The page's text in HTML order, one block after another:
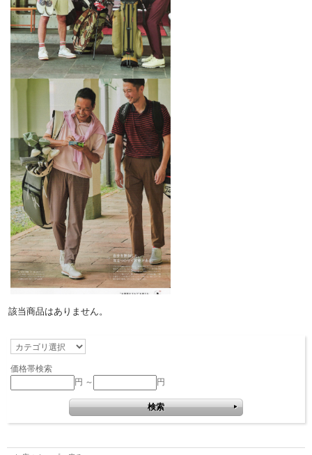
該当商品はありません。
価格帯検索
円 ～
円